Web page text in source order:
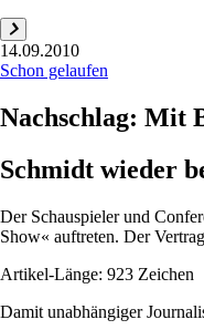
14.09.2010
Schon gelaufen
Nachschlag: Mit
Schmidt wieder
Der Schauspieler und
Show« auftreten. Der
Artikel-Länge: 923 Zeichen
Damit unabhängiger